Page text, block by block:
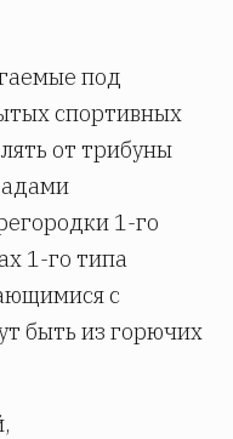
под
спортивных
от трибуны
1-го
1-го типа
с
быть из горючих